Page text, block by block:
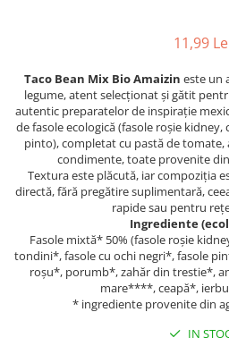
REMEDII NATURISTE
TOATE PRODUSELE
11,99
Taco Bean Mix Bio Amaizin este un
legume, atent selecționat și gătit
autentic preparatelor de inspirație
de fasole ecologică (fasole roșie
pinto), completat cu pastă de tomate,
condimente, toate provenite
Textura este plăcută, iar compoziția
directă, fără pregătire suplimentară,
rapide sau pentru
Ingrediente
Fasole mixtă* 50% (fasole roșie
tondini*, fasole cu ochi negri*, fasole
roșu*, porumb*, zahăr din trestie*,
mare****, ceapă*,
* ingrediente provenite din
IN